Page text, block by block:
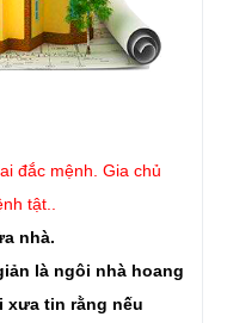
đắc mệnh. Gia chủ
tật..
nhà.
là ngôi nhà hoang
xưa tin rằng nếu